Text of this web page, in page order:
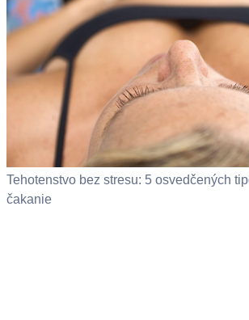
Tehotenstvo bez stresu: 5 osvedčených
čakanie